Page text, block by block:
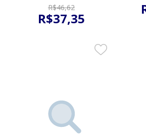
R$46,62
R$37,35